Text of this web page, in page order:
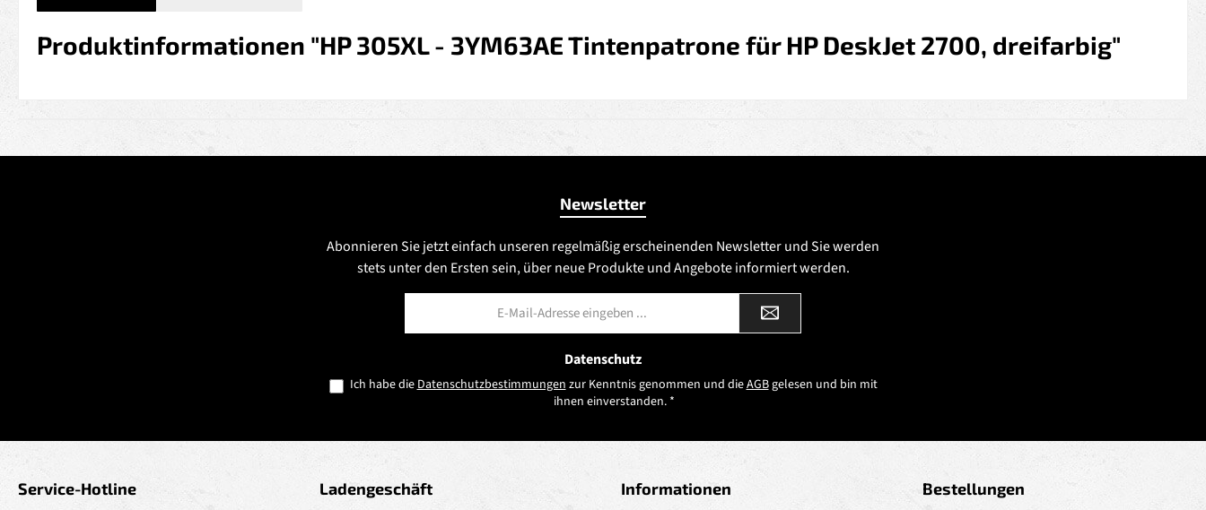
Produktinformationen "HP 305XL - 3YM63AE Tintenpatrone für HP DeskJet 2700, dreifarbig"
Newsletter
Abonnieren Sie jetzt einfach unseren regelmäßig erscheinenden Newsletter und Sie werden
stets unter den Ersten sein, über neue Produkte und Angebote informiert werden.
Datenschutz
Ich habe dieDatenschutzbestimmungenzur Kenntnis genommen und dieAGBgelesen und bin mit
ihnen einverstanden. *
Service-Hotline
Ladengeschäft
Informationen
Bestellungen